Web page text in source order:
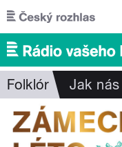
Přejít k hlavnímu obsahu
Folklór Jak